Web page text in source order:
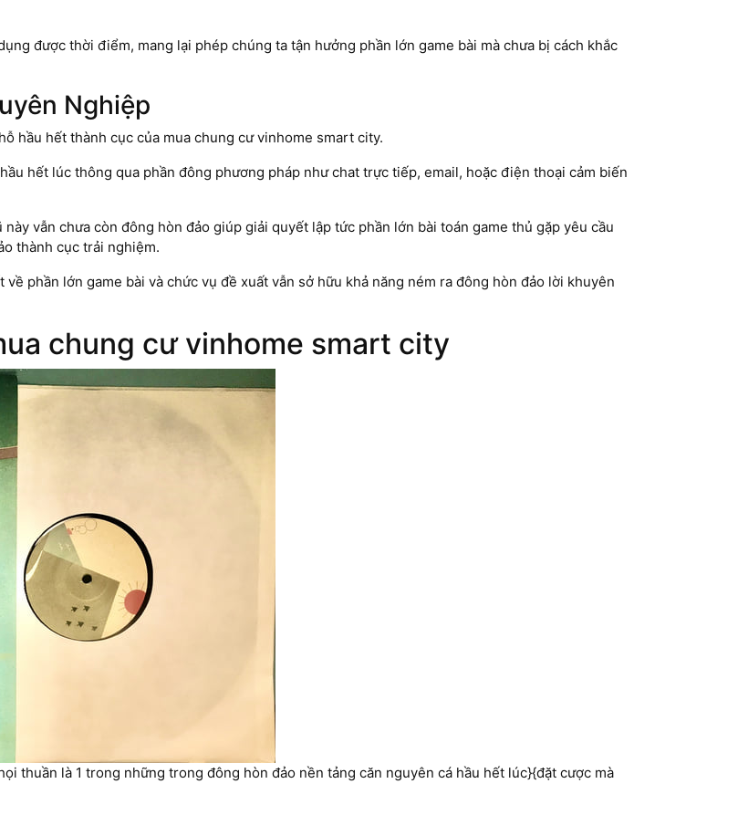
được thời điểm, mang lại phép chúng ta tận hưởng phần lớn game bài mà chưa bị cách khắc
Nghiệp
hầu hết thành cục của mua chung cư vinhome smart city.
hết lúc thông qua phần đông phương pháp như chat trực tiếp, email, hoặc điện thoại cảm biến
vẫn chưa còn đông hòn đảo giúp giải quyết lập tức phần lớn bài toán game thủ gặp yêu cầu
thành cục trải nghiệm.
phần lớn game bài và chức vụ đề xuất vẫn sở hữu khả năng ném ra đông hòn đảo lời khuyên
chung cư vinhome smart city
thuần là 1 trong những trong đông hòn đảo nền tảng căn nguyên cá hầu hết lúc}{đặt cược mà